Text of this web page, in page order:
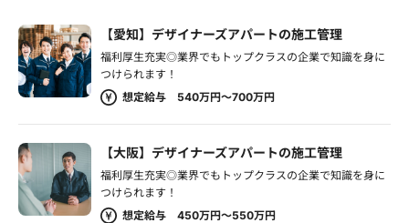
【愛知】デザイナーズアパートの施工管理
福利厚生充実◎業界でもトップクラスの企業で知識を身に
つけられます！
想定給与 540万円～700万円
【大阪】デザイナーズアパートの施工管理
福利厚生充実◎業界でもトップクラスの企業で知識を身に
つけられます！
想定給与 450万円～550万円